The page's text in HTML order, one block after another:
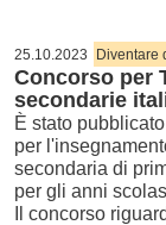
25.10.2023 Diventare
Concorso per
secondarie
È stato
per
secondaria di
per gli anni
Il concorso